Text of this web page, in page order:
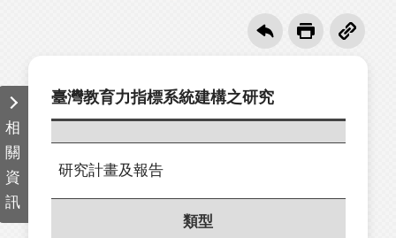
相
關
資
訊
臺灣教育力指標系統建構之研究
研究計畫及報告
類型